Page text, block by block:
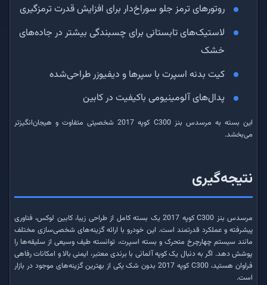
روتورهای ترمز جلو سوراخ‌دار برای افزایش قدرت ترمزگیری
لاستیک‌های تابستانی برای چسبندگی بیشتر در جاده‌های
خشک
کیت بدنه اسپرت با سپرها و دیفیوزر طراحی‌شده
پدال‌های آلومینیومی باکیفیت در کابین
این بسته به مرسدس بنز C300 کوپه 2017 شخصیتی متفاوت و هیجان‌انگیزتر
می‌بخشد.
نتیجه‌گیری
مرسدس بنز C300 کوپه 2017 یک بسته کامل از طراحی زیبا، کابین لوکس، فناوری
پیشرفته و عملکرد قدرتمند است. این خودرو با ارائه گزینه‌های شخصی‌سازی مختلف
مانند سیستم چهارچرخ متحرک و بسته اسپرت، توانسته طیف وسیعی از سلیقه‌ها را
پوشش دهد. اگر به دنبال یک کوپه آلمانی با برندی معتبر، ایمنی بالا و امکانات رفاهی
فراوان هستید، C300 کوپه 2017 بدون شک یکی از بهترین گزینه‌های موجود در بازار
است.